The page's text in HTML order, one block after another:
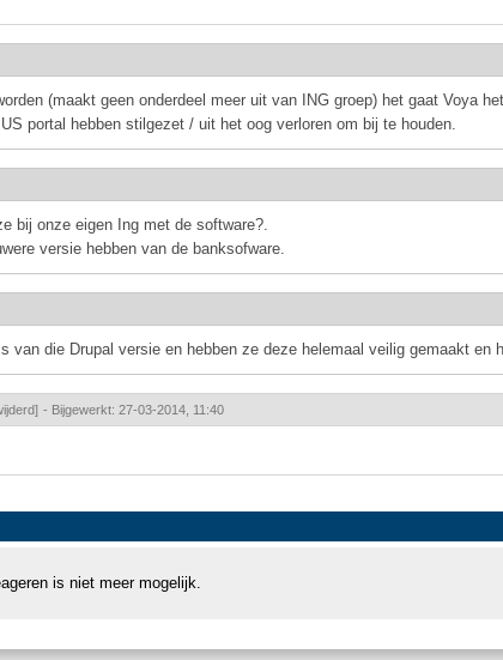
(maakt geen onderdeel meer uit van ING groep) het gaat Voya
portal hebben stilgezet / uit het oog verloren om bij te houden.
bij onze eigen Ing met de software?.
versie hebben van de banksofware.
van die Drupal versie en hebben ze deze helemaal veilig gemaakt en
- Bijgewerkt: 27-03-2014, 11:40
is niet meer mogelijk.